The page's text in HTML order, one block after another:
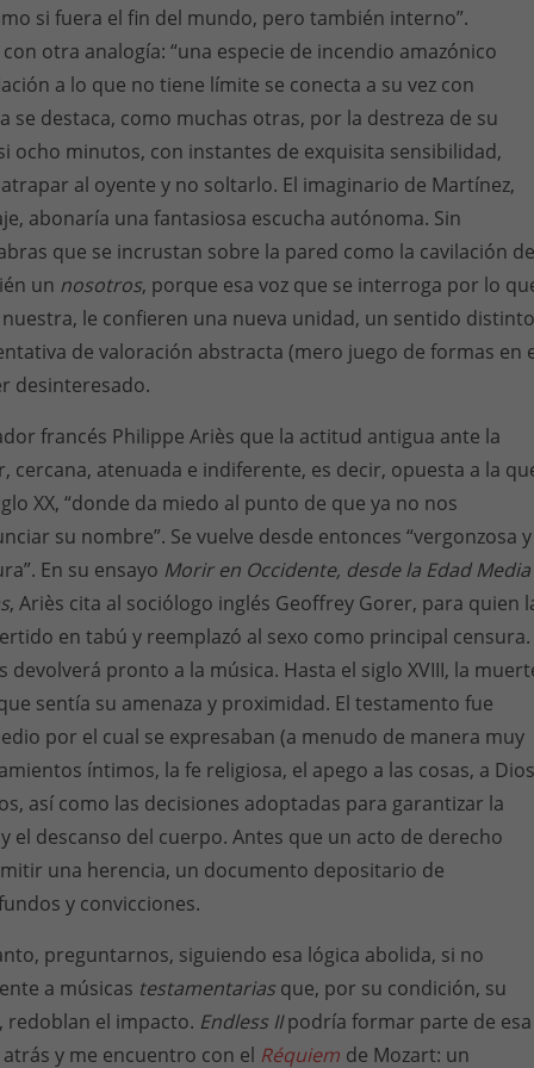
si fuera el fin del mundo, pero también interno”.
otra analogía: “una especie de incendio amazónico
a lo que no tiene límite se conecta a su vez con
se destaca, como muchas otras, por la destreza de su
ocho minutos, con instantes de exquisita sensibilidad,
al oyente y no soltarlo. El imaginario de Martínez,
abonaría una fantasiosa escucha autónoma. Sin
que se incrustan sobre la pared como la cavilación de
un nosotros, porque esa voz que se interroga por lo
le confieren una nueva unidad, un sentido
de valoración abstracta (mero juego de formas en
desinteresado.
francés Philippe Ariès que la actitud antigua ante la
cercana, atenuada e indiferente, es decir, opuesta a la
XX, “donde da miedo al punto de que ya no nos
su nombre”. Se vuelve desde entonces “vergonzosa y
En su ensayo Morir en Occidente, desde la Edad Media
, Ariès cita al sociólogo inglés Geoffrey Gorer, para quien
en tabú y reemplazó al sexo como principal censura.
devolverá pronto a la música. Hasta el siglo XVIII, la
sentía su amenaza y proximidad. El testamento fue
por el cual se expresaban (a menudo de manera muy
íntimos, la fe religiosa, el apego a las cosas, a Dios
así como las decisiones adoptadas para garantizar la
el descanso del cuerpo. Antes que un acto de derecho
una herencia, un documento depositario de
y convicciones.
preguntarnos, siguiendo esa lógica abolida, si no
a músicas testamentarias que, por su condición, su
redoblan el impacto. Endless IIpodría formar parte de esa
y me encuentro con el Réquiem de Mozart: un